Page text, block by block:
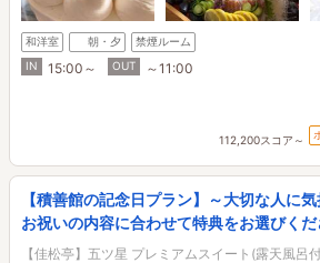
和洋室 朝・夕
禁煙ルーム
IN
15:00～ OUT ～11:00
112,200スコア～
【積善館の記念日プラン】～大切な人に
お祝いの内容に合わせて特典をお選びく
【佳松亭】五ツ星 プレミアムスイート(露天風呂